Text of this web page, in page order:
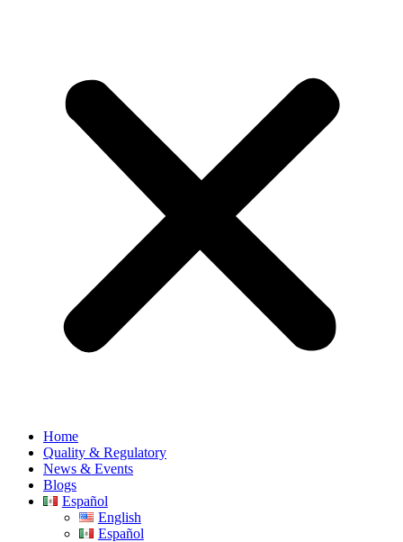
Home
Quality & Regulatory
News & Events
Blogs
Español
English
Español